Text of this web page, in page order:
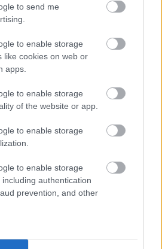
to send me
to enable storage
like cookies on web or
apps.
to enable storage
of the website or app.
to enable storage
to enable storage
authentication
prevention, and other
és a koronavírus
találkozása
János is kamerát ragad a